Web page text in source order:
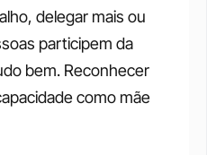
delegar mais ou
participem da
bem. Reconhecer
como mãe